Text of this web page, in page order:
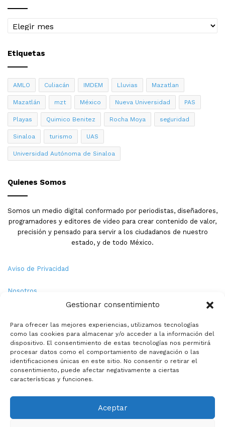
Gestionar consentimiento
Para ofrecer las mejores experiencias, utilizamos tecnologías
como las cookies para almacenar y/o acceder a la información del
dispositivo. El consentimiento de estas tecnologías nos permitirá
procesar datos como el comportamiento de navegación o las
identificaciones únicas en este sitio. No consentir o retirar el
consentimiento, puede afectar negativamente a ciertas
características y funciones.
Aceptar
Archivo
Etiquetas
AMLO Culiacán IMDEM Lluvias Mazatlan
Mazatlán mzt México Nueva Universidad PAS
Playas Quimico Benitez Rocha Moya seguridad
Sinaloa turismo UAS
Universidad Autónoma de Sinaloa
Quienes Somos
Somos un medio digital conformado por periodistas, diseñadores,
programadores y editores de video para crear contenido de valor,
precisión y pensado para servir a los ciudadanos de nuestro
estado, y de todo México.
Aviso de Privacidad
Nosotros
Política de Cookies
Contacto